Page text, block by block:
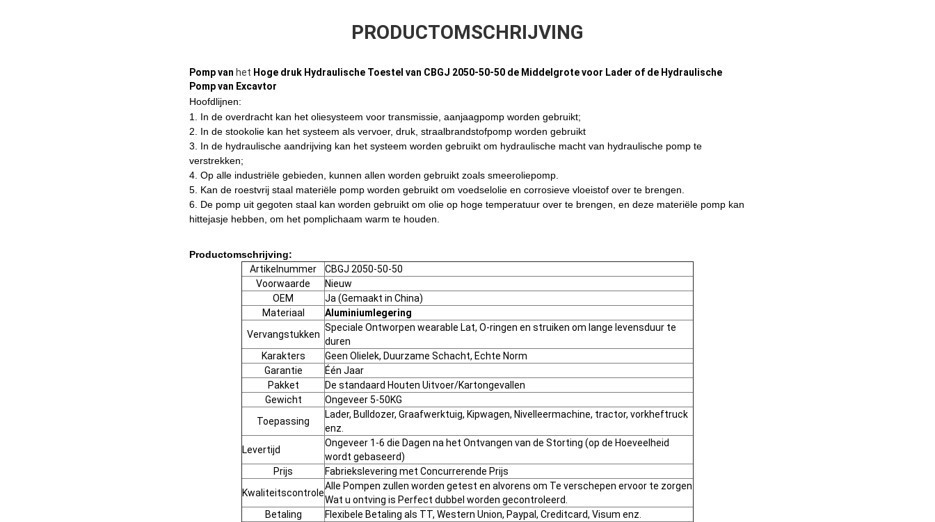
PRODUCTOMSCHRIJVING
Pomp van het Hoge druk Hydraulische Toestel van CBGJ 2050-50-50 de Middelgrote voor Lader of de Hydraulische
Pomp van Excavtor
Hoofdlijnen:
1. In de overdracht kan het oliesysteem voor transmissie, aanjaagpomp worden gebruikt;
2. In de stookolie kan het systeem als vervoer, druk, straalbrandstofpomp worden gebruikt
3. In de hydraulische aandrijving kan het systeem worden gebruikt om hydraulische macht van hydraulische pomp te
verstrekken;
4. Op alle industriële gebieden, kunnen allen worden gebruikt zoals smeeroliepomp.
5. Kan de roestvrij staal materiële pomp worden gebruikt om voedselolie en corrosieve vloeistof over te brengen.
6. De pomp uit gegoten staal kan worden gebruikt om olie op hoge temperatuur over te brengen, en deze materiële pomp kan
hittejasje hebben, om het pomplichaam warm te houden.
Productomschrijving:
Artikelnummer
CBGJ 2050-50-50
Voorwaarde
Nieuw
OEM
Ja (Gemaakt in China)
Materiaal
Aluminiumlegering
Vervangstukken
Speciale Ontworpen wearable Lat, O-ringen en struiken om lange levensduur te
duren
Karakters
Geen Olielek, Duurzame Schacht, Echte Norm
Garantie
Één Jaar
Pakket
De standaard Houten Uitvoer/Kartongevallen
Gewicht
Ongeveer 5-50KG
Toepassing
Lader, Bulldozer, Graafwerktuig, Kipwagen, Nivelleermachine, tractor, vorkheftruck
enz.
Levertijd
Ongeveer 1-6 die Dagen na het Ontvangen van de Storting (op de Hoeveelheid
wordt gebaseerd)
Prijs
Fabriekslevering met Concurrerende Prijs
Kwaliteitscontrole
Alle Pompen zullen worden getest en alvorens om Te verschepen ervoor te zorgen
Wat u ontving is Perfect dubbel worden gecontroleerd.
Betaling
Flexibele Betaling als TT, Western Union, Paypal, Creditcard, Visum enz.